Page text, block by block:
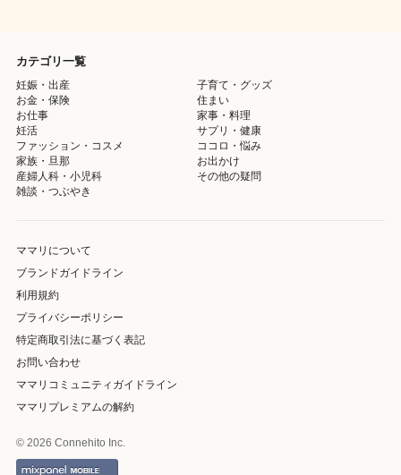
カテゴリ一覧
妊娠・出産
子育て・グッズ
お金・保険
住まい
お仕事
家事・料理
妊活
サプリ・健康
ファッション・コスメ
ココロ・悩み
家族・旦那
お出かけ
産婦人科・小児科
その他の疑問
雑談・つぶやき
ママリについて
ブランドガイドライン
利用規約
プライバシーポリシー
特定商取引法に基づく表記
お問い合わせ
ママリコミュニティガイドライン
ママリプレミアムの解約
© 2026 Connehito Inc.